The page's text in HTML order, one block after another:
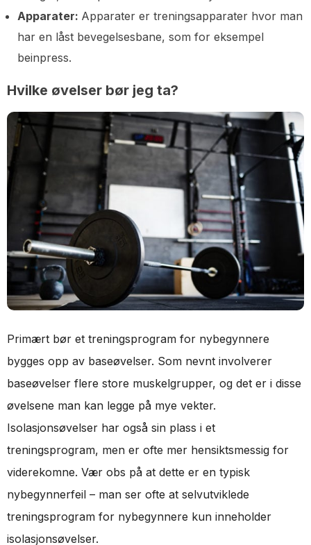
Apparater: Apparater er treningsapparater hvor man
har en låst bevegelsesbane, som for eksempel
beinpress.
Hvilke øvelser bør jeg ta?
Primært bør et treningsprogram for nybegynnere
bygges opp av baseøvelser. Som nevnt involverer
baseøvelser flere store muskelgrupper, og det er i disse
øvelsene man kan legge på mye vekter.
Isolasjonsøvelser har også sin plass i et
treningsprogram, men er ofte mer hensiktsmessig for
viderekomne. Vær obs på at dette er en typisk
nybegynnerfeil – man ser ofte at selvutviklede
treningsprogram for nybegynnere kun inneholder
isolasjonsøvelser.